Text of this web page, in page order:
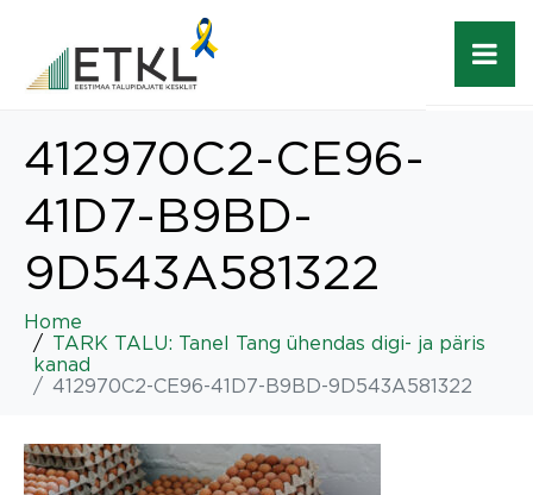
412970C2-CE96-
41D7-B9BD-
9D543A581322
Home
TARK TALU: Tanel Tang ühendas digi- ja päris
kanad
412970C2-CE96-41D7-B9BD-9D543A581322